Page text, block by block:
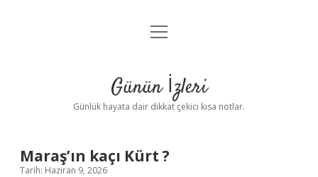
Anasayfa
Yasal Uyarı
menüyü
Günün İzleri
Günlük hayata dair dikkat çekici kısa notlar.
Maraş’ın kaçı Kürt ?
Tarih: Haziran 9, 2026